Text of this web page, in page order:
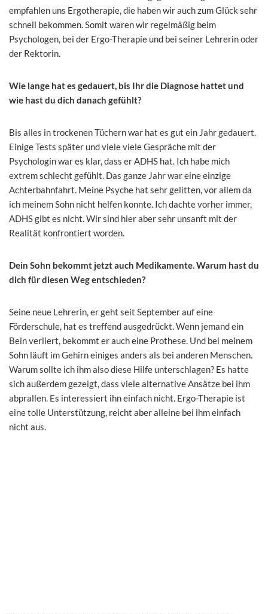
empfahlen uns Ergotherapie, die haben wir auch zum Glück sehr
schnell bekommen. Somit waren wir regelmäßig beim
Psychologen, bei der Ergo-Therapie und bei seiner Lehrerin oder
der Rektorin.
Wie lange hat es gedauert, bis Ihr die Diagnose hattet und
wie hast du dich danach gefühlt?
Bis alles in trockenen Tüchern war hat es gut ein Jahr gedauert.
Einige Tests später und viele viele Gespräche mit der
Psychologin war es klar, dass er ADHS hat. Ich habe mich
extrem schlecht gefühlt. Das ganze Jahr war eine einzige
Achterbahnfahrt. Meine Psyche hat sehr gelitten, vor allem da
ich meinem Sohn nicht helfen konnte. Ich dachte vorher immer,
ADHS gibt es nicht. Wir sind hier aber sehr unsanft mit der
Realität konfrontiert worden.
Dein Sohn bekommt jetzt auch Medikamente. Warum hast du
dich für diesen Weg entschieden?
Seine neue Lehrerin, er geht seit September auf eine
Förderschule, hat es treffend ausgedrückt. Wenn jemand ein
Bein verliert, bekommt er auch eine Prothese. Und bei meinem
Sohn läuft im Gehirn einiges anders als bei anderen Menschen.
Warum sollte ich ihm also diese Hilfe unterschlagen? Es hatte
sich außerdem gezeigt, dass viele alternative Ansätze bei ihm
abprallen. Es interessiert ihn einfach nicht. Ergo-Therapie ist
eine tolle Unterstützung, reicht aber alleine bei ihm einfach
nicht aus.